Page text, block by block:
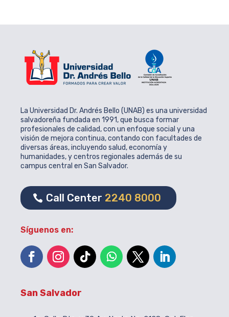
La Universidad Dr. Andrés Bello (UNAB) es una universidad
salvadoreña fundada en 1991, que busca formar
profesionales de calidad, con un enfoque social y una
visión de mejora continua, contando con facultades de
diversas áreas, incluyendo salud, economía y
humanidades, y centros regionales además de su
campus central en San Salvador.
Call Center 2240 8000
Síguenos en:
San Salvador